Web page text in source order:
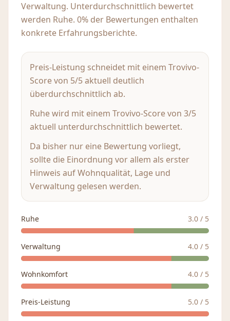
Verwaltung. Unterdurchschnittlich bewertet
werden Ruhe. 0% der Bewertungen enthalten
konkrete Erfahrungsberichte.
Preis-Leistung schneidet mit einem Trovivo-
Score von 5/5 aktuell deutlich
überdurchschnittlich ab.
Ruhe wird mit einem Trovivo-Score von 3/5
aktuell unterdurchschnittlich bewertet.
Da bisher nur eine Bewertung vorliegt,
sollte die Einordnung vor allem als erster
Hinweis auf Wohnqualität, Lage und
Verwaltung gelesen werden.
Ruhe 3.0 / 5
Verwaltung 4.0 / 5
Wohnkomfort 4.0 / 5
Preis-Leistung 5.0 / 5